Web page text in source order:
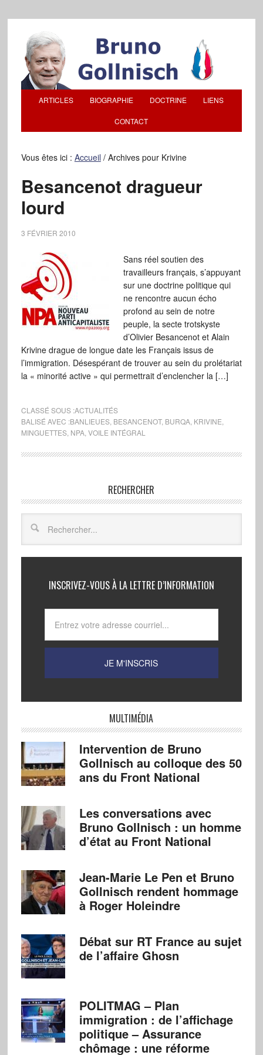
ARTICLES BIOGRAPHIE DOCTRINE LIENS
CONTACT
Vous êtes ici : Accueil /Archives pour Krivine
Besancenot dragueur
lourd
3 FÉVRIER 2010
Sans réel soutien des
travailleurs français, s’appuyant
sur une doctrine politique qui
ne rencontre aucun écho
profond au sein de notre
peuple, la secte trotskyste
d’Olivier Besancenot et Alain
Krivine drague de longue date les Français issus de
l’immigration. Désespérant de trouver au sein du prolétariat
la « minorité active » qui permettrait d’enclencher la […]
CLASSÉ SOUS :ACTUALITÉS
BALISÉ AVEC :BANLIEUES, BESANCENOT, BURQA, KRIVINE
MINGUETTES, NPA, VOILE INTÉGRAL
RECHERCHER
INSCRIVEZ-VOUS À LA LETTRE D’INFORMATION
MULTIMÉDIA
Intervention de Bruno
Gollnisch au colloque des 50
ans du Front National
Les conversations avec
Bruno Gollnisch : un homme
d’état au Front National
Jean-Marie Le Pen et Bruno
Gollnisch rendent hommage
à Roger Holeindre
Débat sur RT France au sujet
de l’affaire Ghosn
POLITMAG – Plan
immigration : de l’affichage
politique – Assurance
chômage : une réforme